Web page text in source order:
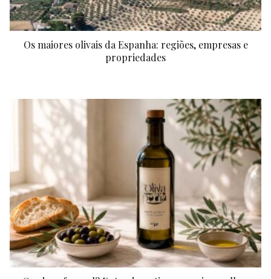
Os maiores olivais da Espanha: regiões, empresas e
propriedades